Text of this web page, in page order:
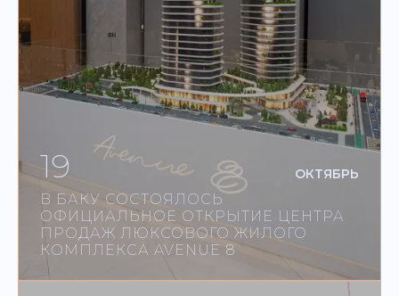
В БАКУ СОСТОЯЛОСЬ
ОФИЦИАЛЬНОЕ ОТКРЫТИЕ ЦЕНТРА
ПРОДАЖ ЛЮКСОВОГО ЖИЛОГО
КОМПЛЕКСА AVENUE 8
19 ОКТЯБРЬ